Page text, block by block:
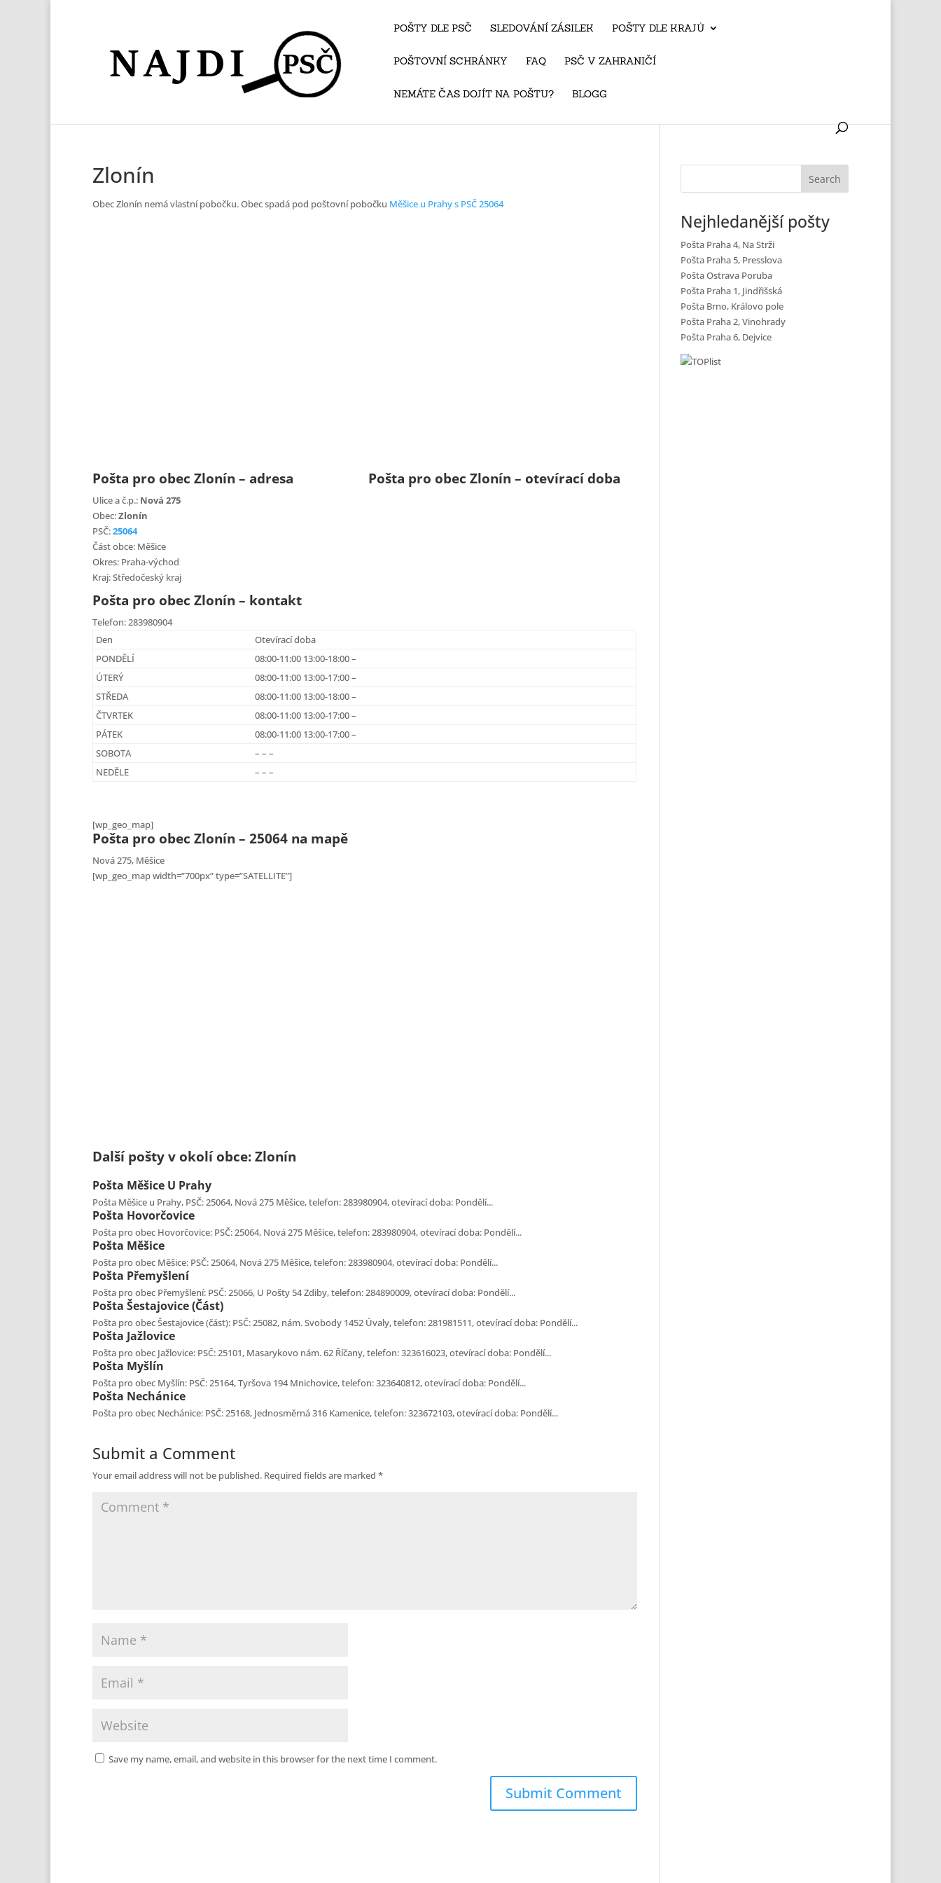
POŠTY DLE PSČ SLEDOVÁNÍ ZÁSILEK POŠTY DLE KRAJŮ
POŠTOVNÍ SCHRÁNKY FAQ PSČ V ZAHRANIČÍ
NEMÁTE ČAS DOJÍT NA POŠTU? BLOGG
Zlonín
Obec Zlonín nemá vlastní pobočku. Obec spadá pod poštovní pobočku Měšice u Prahy s PSČ 25064
Pošta pro obec Zlonín – adresa
Ulice a č.p.: Nová 275
Obec:Zlonín
PSČ:25064
Část obce: Měšice
Okres: Praha-východ
Kraj: Středočeský kraj
Pošta pro obec Zlonín – kontakt
Telefon: 283980904
Pošta pro obec Zlonín – otevírací doba
Den
Otevírací doba
PONDĚLÍ
08:00-11:00 13:00-18:00 –
ÚTERÝ
08:00-11:00 13:00-17:00 –
STŘEDA
08:00-11:00 13:00-18:00 –
ČTVRTEK
08:00-11:00 13:00-17:00 –
PÁTEK
08:00-11:00 13:00-17:00 –
SOBOTA
– – –
NEDĚLE
– – –
[wp_geo_map]
Pošta pro obec Zlonín – 25064 na mapě
Nová 275, Měšice
[wp_geo_map width=”700px” type=”SATELLITE”]
Další pošty v okolí obce: Zlonín
Pošta Měšice U Prahy
Pošta Měšice u Prahy, PSČ: 25064, Nová 275 Měšice, telefon: 283980904, otevírací doba: Pondělí...
Pošta Hovorčovice
Pošta pro obec Hovorčovice: PSČ: 25064, Nová 275 Měšice, telefon: 283980904, otevírací doba: Pondělí...
Pošta Měšice
Pošta pro obec Měšice: PSČ: 25064, Nová 275 Měšice, telefon: 283980904, otevírací doba: Pondělí...
Pošta Přemyšlení
Pošta pro obec Přemyšlení: PSČ: 25066, U Pošty 54 Zdiby, telefon: 284890009, otevírací doba: Pondělí...
Pošta Šestajovice (část)
Pošta pro obec Šestajovice (část): PSČ: 25082, nám. Svobody 1452 Úvaly, telefon: 281981511, otevírací doba: Pondělí...
Pošta Jažlovice
Pošta pro obec Jažlovice: PSČ: 25101, Masarykovo nám. 62 Říčany, telefon: 323616023, otevírací doba: Pondělí...
Pošta Myšlín
Pošta pro obec Myšlín: PSČ: 25164, Tyršova 194 Mnichovice, telefon: 323640812, otevírací doba: Pondělí...
Pošta Nechánice
Pošta pro obec Nechánice: PSČ: 25168, Jednosměrná 316 Kamenice, telefon: 323672103, otevírací doba: Pondělí...
Submit a Comment
Your email address will not be published. Required fields are marked *
Save my name, email, and website in this browser for the next time I comment.
Nejhledanější pošty
Pošta Praha 4, Na Strži
Pošta Praha 5, Presslova
Pošta Ostrava Poruba
Pošta Praha 1, Jindřišská
Pošta Brno, Královo pole
Pošta Praha 2, Vinohrady
Pošta Praha 6, Dejvice